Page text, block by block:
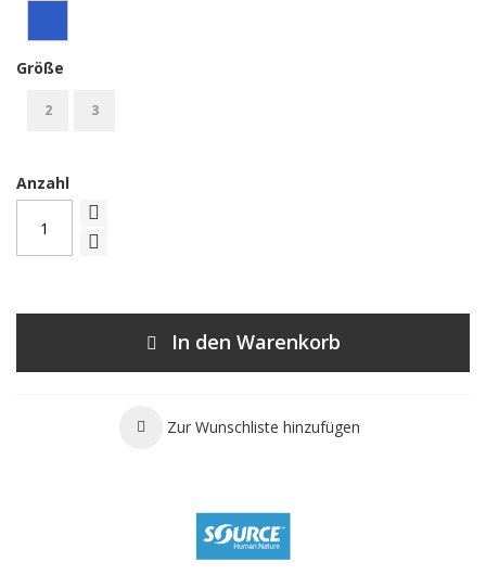
Größe
2 3
Anzahl
In den Warenkorb
Zur Wunschliste hinzufügen